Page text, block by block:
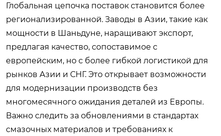
Глобальная цепочка поставок становится более
регионализированной. Заводы в Азии, такие как
мощности в Шаньдуне, наращивают экспорт,
предлагая качество, сопоставимое с
европейским, но с более гибкой логистикой для
рынков Азии и СНГ. Это открывает возможности
для модернизации производств без
многомесячного ожидания деталей из Европы.
Важно следить за обновлениями в стандартах
смазочных материалов и требованиях к